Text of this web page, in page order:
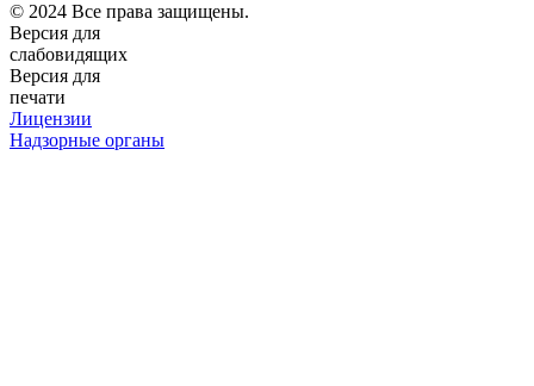
© 2024 Все права защищены.
Версия для
слабовидящих
Версия для
печати
Лицензии
Надзорные органы